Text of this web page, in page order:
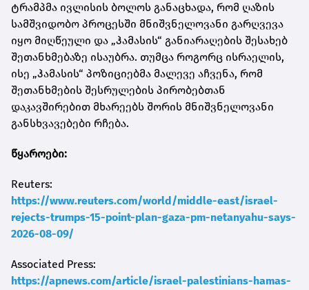
ტრამპმა ივლისის ბოლოს განაცხადა, რომ ღაზის
სამშვიდობო პროცესში მნიშვნელოვანი გარღვევა
იყო მიღწეული და „ჰამასის“ განიარაღების შესახებ
შეთანხმებაზე ისაუბრა. თუმცა როგორც ისრაელის,
ისე „ჰამასის“ პოზიციებმა მალევე აჩვენა, რომ
შეთანხმების შესრულების პირობებთან
დაკავშირებით მხარეებს შორის მნიშვნელოვანი
განსხვავებები რჩება.
წყაროები:
Reuters:
https://www.reuters.com/world/middle-east/israel-
rejects-trumps-15-point-plan-gaza-pm-netanyahu-says-
2026-08-09/
Associated Press:
https://apnews.com/article/israel-palestinians-hamas-